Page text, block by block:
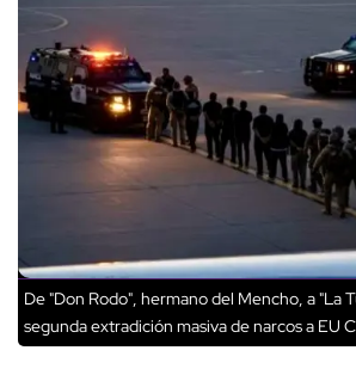
De "Don Rodo", hermano del Mencho, a "La
segunda extradición masiva de narcos a EU